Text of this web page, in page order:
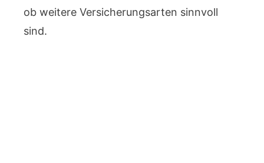
ob weitere Versicherungsarten sinnvoll
sind.